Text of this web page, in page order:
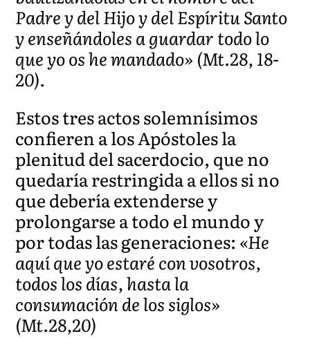
Padre y del Hijo y del Espíritu Santo
y enseñándoles a guardar todo lo
que yo os he mandado» (Mt.28, 18-
20).
Estos tres actos solemnísimos
confieren a los Apóstoles la
plenitud del sacerdocio, que no
quedaría restringida a ellos si no
que debería extenderse y
prolongarse a todo el mundo y
por todas las generaciones: «He
aquí que yo estaré con vosotros,
todos los días, hasta la
consumación de los siglos»
(Mt.28,20)